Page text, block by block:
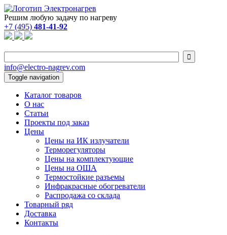
Решим любую задачу по нагреву
+7 (495) 481-41-92

info@electro-nagrev.com
Toggle navigation
Каталог товаров
О нас
Статьи
Проекты под заказ
Цены
Цены на ИК излучатели
Терморегуляторы
Цены на комплектующие
Цены на ОША
Термостойкие разъемы
Инфракрасные обогреватели
Распродажа со склада
Товарный ряд
Доставка
Контакты